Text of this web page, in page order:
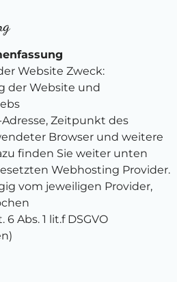
Website Zweck:
der Website und
Zeitpunkt des
Browser und weitere
finden Sie weiter unten
Webhosting Provider.
vom jeweiligen Provider,
Abs. 1 lit.f DSGVO